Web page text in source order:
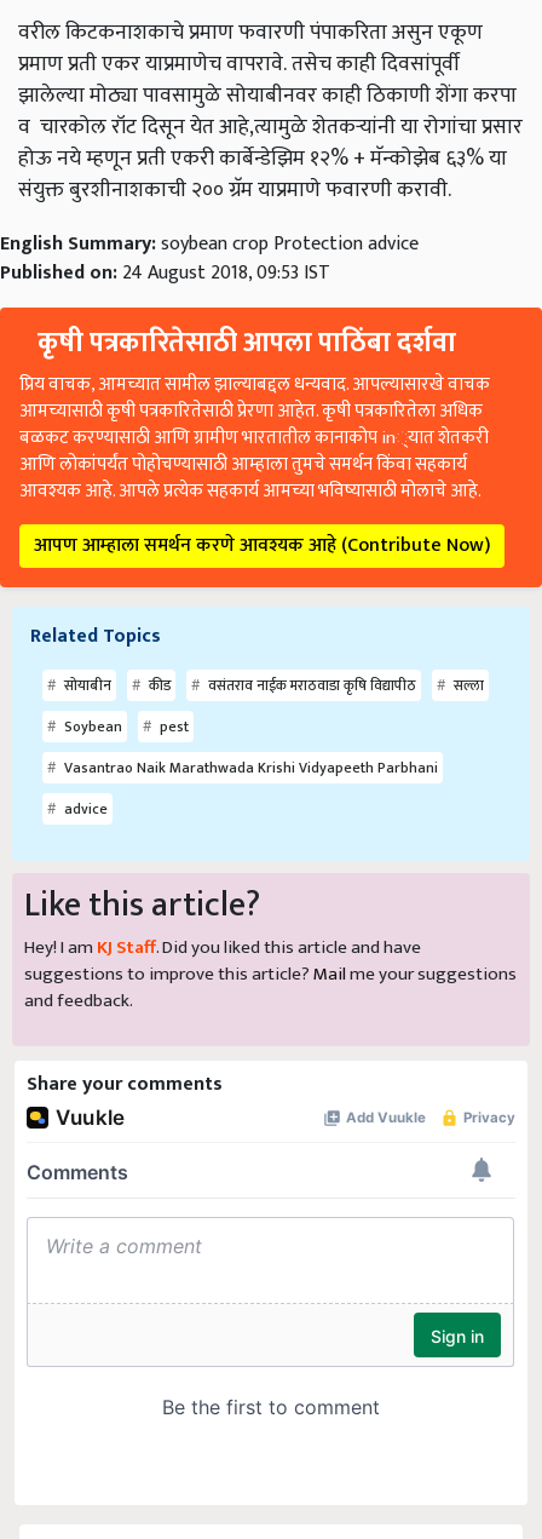
वरीलकिटकनाशकाचेप्रमाणफवारणी पंपाकरिता असुन एकूण
प्रमाण प्रती एकर याप्रमाणेच वापरावे.तसेच काही दिवसांपूर्वी
झालेल्या मोठ्या पावसामुळे सोयाबीनवर काही ठिकाणी शेंगा करपा
व चारकोल रॉट दिसून येत आहे,त्यामुळे शेतकऱ्यांनी या रोगांचा प्रसार
होऊ नये म्हणूनप्रती एकरीकार्बेन्डेझिम १२%+ मॅन्कोझेब ६३% या
संयुक्त बुरशीनाशकाची २०० ग्रॅम याप्रमाणे फवारणी करावी.
English Summary:soybean crop Protection advice
Published on:24 August 2018, 09:53 IST
कृषी पत्रकारितेसाठी आपला पाठिंबा दर्शवा
प्रिय वाचक, आमच्यात सामील झाल्याबद्दल धन्यवाद. आपल्यासारखे वाचक
आमच्यासाठी कृषी पत्रकारितेसाठी प्रेरणा आहेत. कृषी पत्रकारितेला अधिक
बळकट करण्यासाठी आणि ग्रामीण भारतातील कानाकोप in्यात शेतकरी
आणि लोकांपर्यंत पोहोचण्यासाठी आम्हाला तुमचे समर्थन किंवा सहकार्य
आवश्यक आहे. आपले प्रत्येक सहकार्य आमच्या भविष्यासाठी मोलाचे आहे.
आपण आम्हाला समर्थन करणे आवश्यक आहे (Contribute Now)
Related Topics
सोयाबीन कीड वसंतराव नाईक मराठवाडा कृषि विद्यापीठ
सल्ला
Soybean
pest
Vasantrao Naik Marathwada Krishi Vidyapeeth Parbhani
advice
Like this article?
Hey! I am KJ Staff. Did you liked this article and have
suggestions to improve this article?Mailme your suggestions
and feedback.
Share your comments